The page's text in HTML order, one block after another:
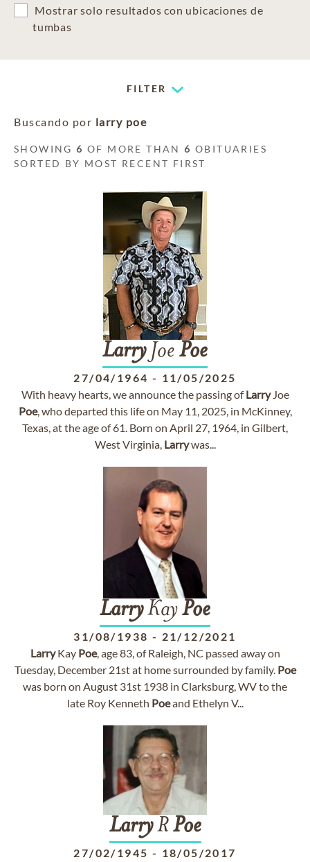
Mostrar solo resultados con ubicaciones de
tumbas
FILTER
Buscando por larry poe
SHOWING6 OF MORE THAN6 OBITUARIES
SORTED BY MOST RECENT FIRST
LarryJoe Poe
27/04/1964 - 11/05/2025
With heavy hearts, we announce the passing ofLarryJoe
Poe, who departed this life on May 11, 2025, in McKinney,
Texas, at the age of 61. Born on April 27, 1964, in Gilbert,
West Virginia, Larrywas...
LarryKayPoe
31/08/1938 - 21/12/2021
LarryKay Poe, age 83, of Raleigh, NC passed away on
Tuesday, December 21st at home surrounded by family. Poe
was born on August 31st 1938 in Clarksburg, WV to the
late Roy Kenneth Poeand Ethelyn V...
LarryRPoe
27/02/1945 - 18/05/2017